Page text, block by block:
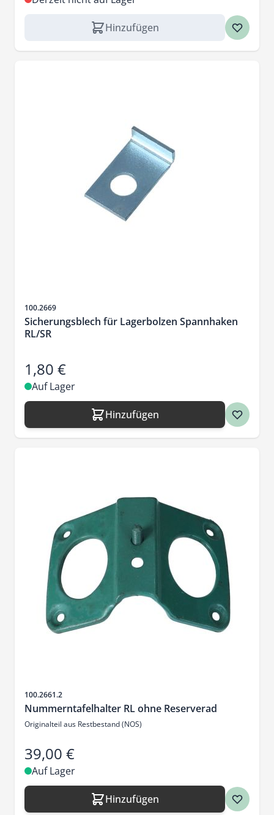
Hinzufügen
Artikelnr.
100.2669
Sicherungsblech für Lagerbolzen Spannhaken
RL/SR
1,80 €
Auf Lager
Hinzufügen
Artikelnr.
100.2661.2
Nummerntafelhalter RL ohne Reserverad
Originalteil aus Restbestand (NOS)
39,00 €
Auf Lager
Hinzufügen